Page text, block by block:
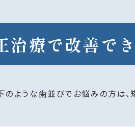
治療で改善で
ような歯並びでお悩みの方は